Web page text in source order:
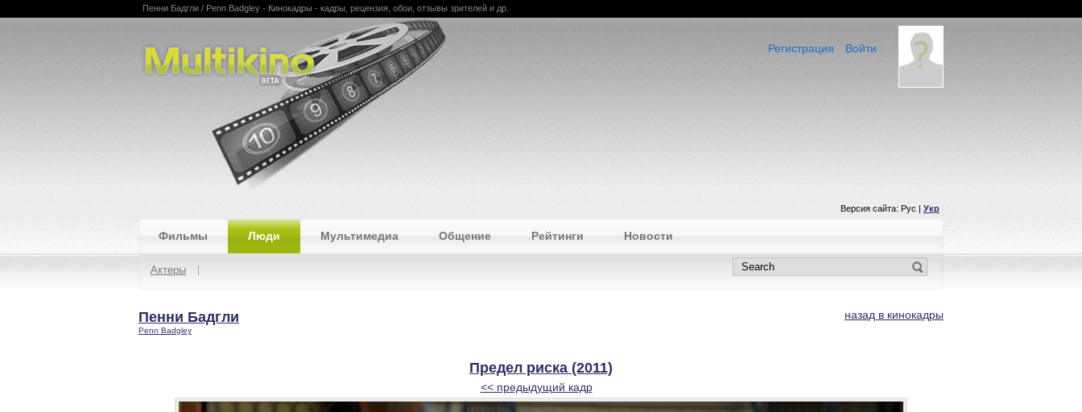
Multikino
Пенни Бадгли / Penn Badgley - Кинокадры - кадры, рецензия, обои, отзывы зрителей и др.
Войти
Регистрация
Версия сайта: Рус | Укр
Фильмы Люди Мультимедиа Общение Рейтинги Новости
Актеры
Пенни Бадгли назад в кинокадры
Penn Badgley
Предел риска (2011)
<< предыдущий кадр